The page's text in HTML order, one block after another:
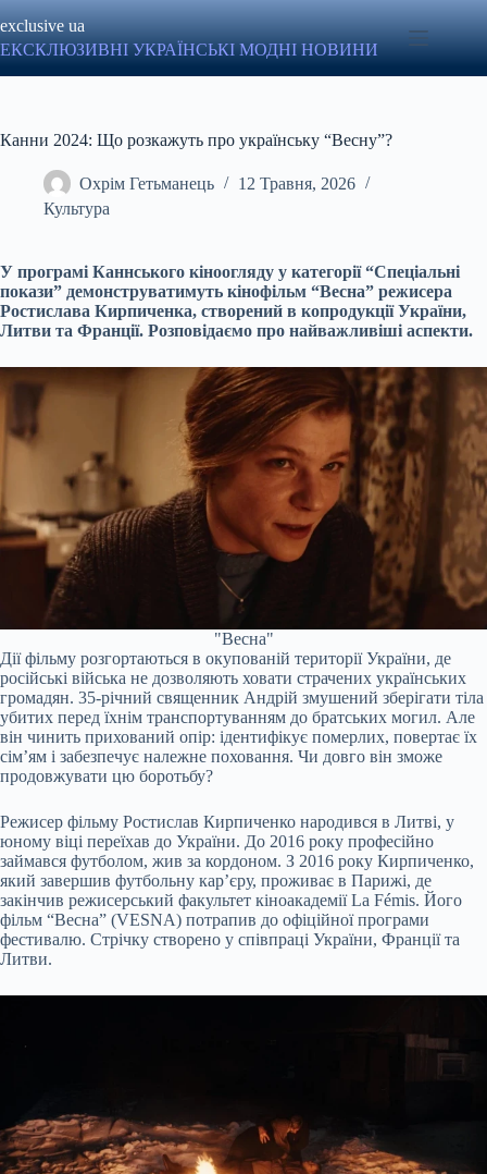
до
вмісту
exclusive ua
ЕКСКЛЮЗИВНІ УКРАЇНСЬКІ МОДНІ НОВИНИ
Канни 2024: Що розкажуть про українську “Весну”?
Охрім Гетьманець
12 Травня, 2026
Культура
У програмі Каннського кіноогляду у категорії “Спеціальні
покази” демонструватимуть кінофільм “Весна” режисера
Ростислава Кирпиченка, створений в копродукції України,
Литви та Франції. Розповідаємо про найважливіші аспекти.
"Весна"
Дії фільму розгортаються в окупованій території України, де
російські війська не дозволяють ховати страчених українських
громадян. 35-річний священник Андрій змушений зберігати тіла
убитих перед їхнім транспортуванням до братських могил. Але
він чинить прихований опір: ідентифікує померлих, повертає їх
сім’ям і забезпечує належне поховання. Чи довго він зможе
продовжувати цю боротьбу?
Режисер фільму Ростислав Кирпиченко народився в Литві, у
юному віці переїхав до України. До 2016 року професійно
займався футболом, жив за кордоном. З 2016 року Кирпиченко,
який завершив футбольну кар’єру, проживає в Парижі, де
закінчив режисерський факультет кіноакадемії La Fémis. Його
фільм “Весна” (VESNA) потрапив до офіційної програми
фестивалю. Стрічку створено у співпраці України, Франції та
Литви.